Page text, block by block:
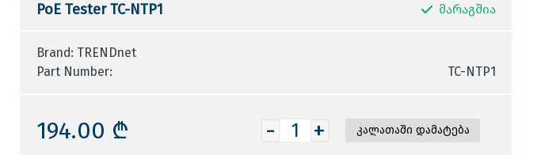
PoE Tester TC-NTP1 მარაგშია
Brand: TRENDnet
Part Number:
TC-NTP1
194.00 ₾ - +